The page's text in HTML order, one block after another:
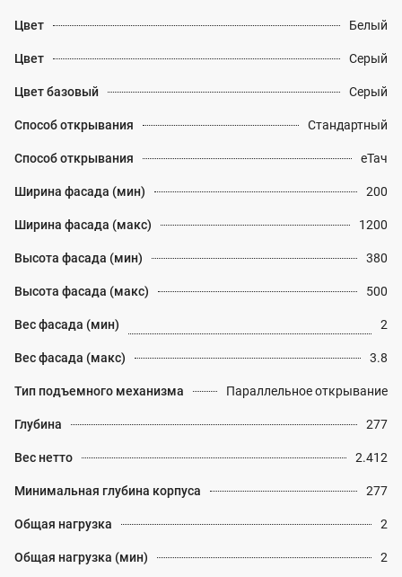
Цвет Белый
Цвет Серый
Цвет базовый Серый
Способ открывания Стандартный
Способ открывания еТач
Ширина фасада (мин) 200
Ширина фасада (макс) 1200
Высота фасада (мин) 380
Высота фасада (макс) 500
Вес фасада (мин) 2
Вес фасада (макс) 3.8
Тип подъемного механизма Параллельное открывание
Глубина 277
Вес нетто 2.412
Минимальная глубина корпуса 277
Общая нагрузка 2
Общая нагрузка (мин) 2